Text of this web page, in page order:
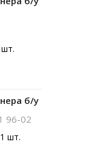
б/у
96-02
1 шт.